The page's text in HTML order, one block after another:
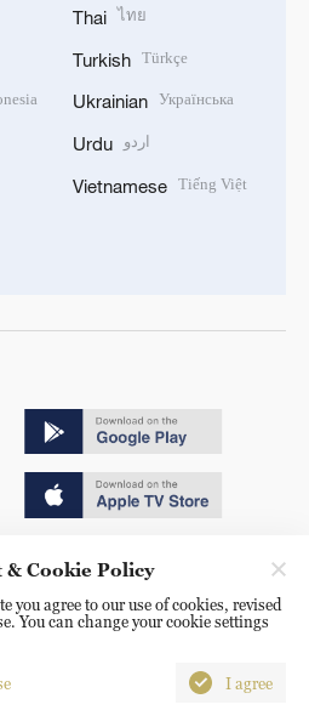
Thai ไทย
Turkish Türkçe
Ukrainian Українська
Urdu اردو
Vietnamese Tiếng Việt
号
85061466
Cookie Policy
you agree to our use of cookies, revised
You can change your cookie settings
I agree